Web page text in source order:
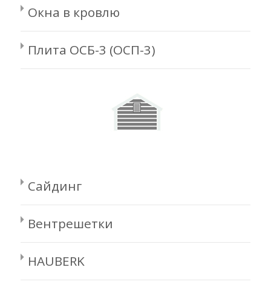
Окна в кровлю
Плита ОСБ-3 (ОСП-3)
Сайдинг
Вентрешетки
HAUBERK